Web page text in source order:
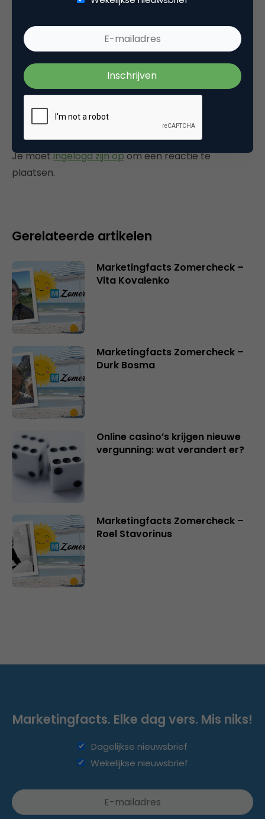
bezoekers in een week nou echt om iets over
naar huis te schrijven?
7 december 2005 om 17:10
Plaats reactie
Je moetingelogd zijn opom een reactie te
plaatsen.
Gerelateerde artikelen
Marketingfacts Zomercheck –
Vita Kovalenko
Marketingfacts Zomercheck –
Durk Bosma
Online casino’s krijgen nieuwe
vergunning: wat verandert er?
Marketingfacts Zomercheck –
Roel Stavorinus
Marketingfacts. Elke dag vers. Mis niks!
Dagelijkse nieuwsbrief
Wekelijkse nieuwsbrief